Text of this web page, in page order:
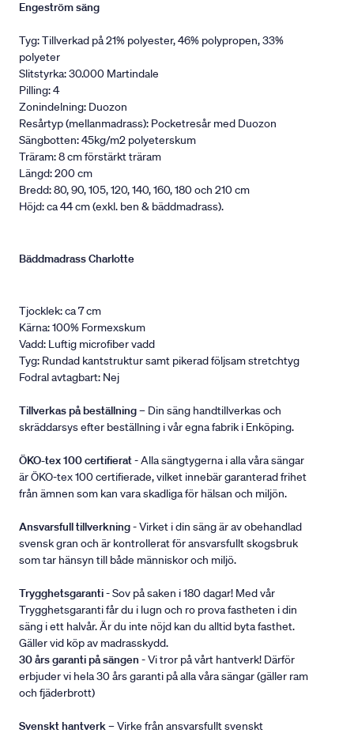
Engeström säng
Tyg: Tillverkad på 21% polyester, 46% polypropen, 33%
polyeter
Slitstyrka: 30.000 Martindale
Pilling: 4
Zonindelning: Duozon
Resårtyp (mellanmadrass): Pocketresår med Duozon
Sängbotten: 45kg/m2 polyeterskum
Träram: 8 cm förstärkt träram
Längd: 200 cm
Bredd: 80, 90, 105, 120, 140, 160, 180 och 210 cm
Höjd: ca 44 cm (exkl. ben & bäddmadrass).
Bäddmadrass Charlotte
Tjocklek: ca 7 cm
Kärna: 100% Formexskum
Vadd: Luftig microfiber vadd
Tyg: Rundad kantstruktur samt pikerad följsam stretchtyg
Fodral avtagbart: Nej
Tillverkas på beställning– Din säng handtillverkas och
skräddarsys efter beställning i vår egna fabrik i Enköping.
ÖKO-tex 100 certifierat- Alla sängtygerna i alla våra sängar
är ÖKO-tex 100 certifierade, vilket innebär garanterad frihet
från ämnen som kan vara skadliga för hälsan och miljön.
Ansvarsfull tillverkning- Virket i din säng är av obehandlad
svensk gran och är kontrollerat för ansvarsfullt skogsbruk
som tar hänsyn till både människor och miljö.
Trygghetsgaranti- Sov på saken i 180 dagar! Med vår
Trygghetsgaranti får du i lugn och ro prova fastheten i din
säng i ett halvår. Är du inte nöjd kan du alltid byta fasthet.
Gäller vid köp av madrasskydd.
30 års garanti på sängen - Vi tror på vårt hantverk! Därför
erbjuder vi hela 30 års garanti på alla våra sängar (gäller ram
och fjäderbrott)
Svenskt hantverk– Virke från ansvarsfullt svenskt